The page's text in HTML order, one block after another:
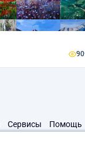
90
Сервисы Помощь